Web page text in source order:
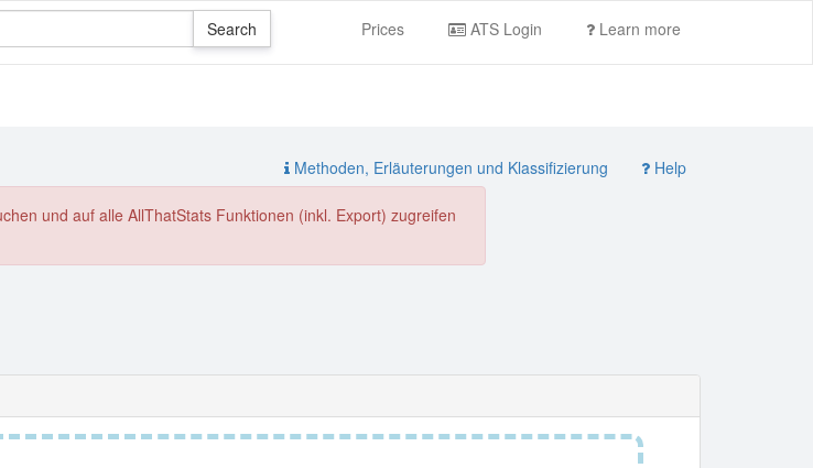
Prices ATS Login Learn more
Methoden, Erläuterungen und Klassifizierung Help
und auf alle AllThatStats Funktionen (inkl. Export) zugreifen